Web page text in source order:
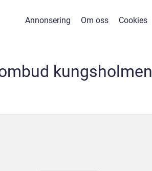
Annonsering Om oss Cookies
kungsholmen